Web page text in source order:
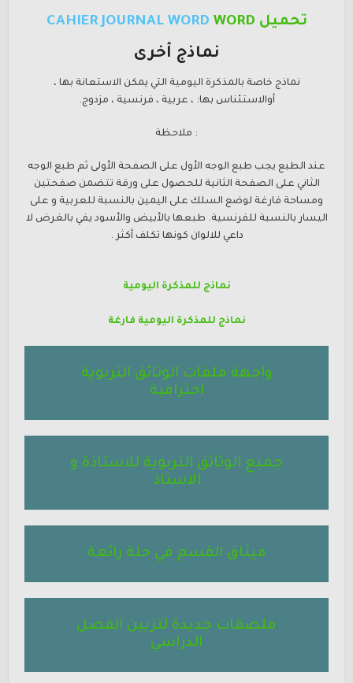
تحميل WORD
نماذج أخرى
نماذج خاصة بالمذكرة اليومية التي يمكن الاستعانة بها ،
أوالاستئناس بها: ، عربية ، فرنسية ، مزدوج.
: ملاحظة
عند الطبع يجب طبع الوجه الأول على الصفحة الأولى ثم طبع الوجه
الثاني على الصفحة الثانية للحصول على ورقة تتضمن صفحتين
ومساحة فارغة لوضع السلك على اليمين بالنسبة للعربية و على
اليسار بالنسبة للفرنسية. طبعها بالأبيض والأسود يفي بالغرض لا
داعي للالوان كونها تكلف أكثر .
نماذج للمذكرة اليومية
نماذج للمذكرة اليومية فارغة
واجهة ملفات الوثائق التربوية
احترافية
جميع الوثائق التربوية للاستاذة و
الاستاذ
ميثاق القسم في حلة رائعة
ملصقات جديدة لتزيين الفصل
الدراسي